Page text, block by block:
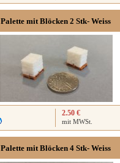
Palette mit Blöcken 2 Stk- Weiss
2.50 €
mit MWSt.
Palette mit Blöcken 4 Stk- Weiss